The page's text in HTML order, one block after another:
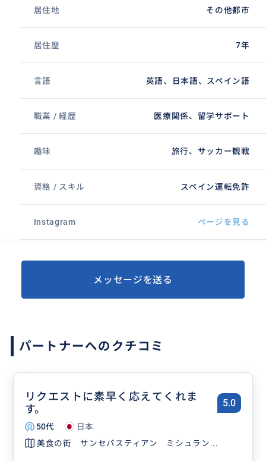
居住地 その他都市
居住歴 7年
言語 英語、日本語、スペイン語
職業 / 経歴 医療関係、留学サポート
趣味 旅行、サッカー観戦
資格 / スキル スペイン運転免許
Instagram ページを見る
メッセージを送る
パートナーへのクチコミ
リクエストに素早く応えてくれま
す。
5.0
50代
日本
美食の街 サンセバスティアン ミシュラン...